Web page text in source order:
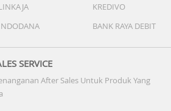
(GB)
KREDIVO
BANK RAYA DEBIT
SERVICE
After Sales Untuk Produk Yang